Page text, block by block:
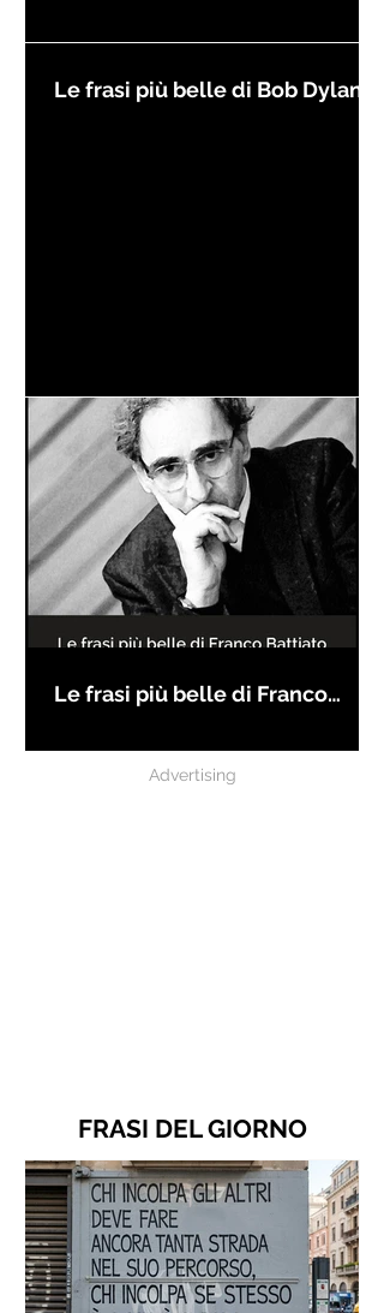
Le frasi più belle di Bob Dylan
Le frasi più belle di Franco
Advertising
FRASI DEL GIORNO